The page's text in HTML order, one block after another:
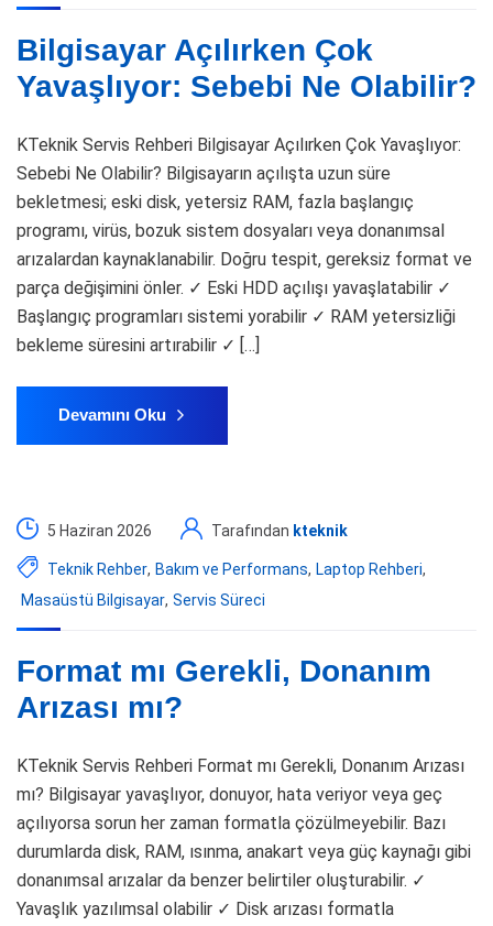
Bilgisayar Açılırken Çok
Yavaşlıyor: Sebebi Ne Olabilir?
KTeknik Servis Rehberi Bilgisayar Açılırken Çok Yavaşlıyor:
Sebebi Ne Olabilir? Bilgisayarın açılışta uzun süre
bekletmesi; eski disk, yetersiz RAM, fazla başlangıç
programı, virüs, bozuk sistem dosyaları veya donanımsal
arızalardan kaynaklanabilir. Doğru tespit, gereksiz format ve
parça değişimini önler. ✓ Eski HDD açılışı yavaşlatabilir ✓
Başlangıç programları sistemi yorabilir ✓ RAM yetersizliği
bekleme süresini artırabilir ✓ […]
Devamını Oku
5 Haziran 2026 Tarafından kteknik
Teknik Rehber, Bakım ve Performans, Laptop Rehberi,
Masaüstü Bilgisayar, Servis Süreci
Format mı Gerekli, Donanım
Arızası mı?
KTeknik Servis Rehberi Format mı Gerekli, Donanım Arızası
mı? Bilgisayar yavaşlıyor, donuyor, hata veriyor veya geç
açılıyorsa sorun her zaman formatla çözülmeyebilir. Bazı
durumlarda disk, RAM, ısınma, anakart veya güç kaynağı gibi
donanımsal arızalar da benzer belirtiler oluşturabilir. ✓
Yavaşlık yazılımsal olabilir ✓ Disk arızası formatla